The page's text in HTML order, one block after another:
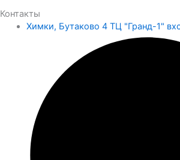
Контакты
Химки, Бутаково 4 ТЦ "Гранд-1"